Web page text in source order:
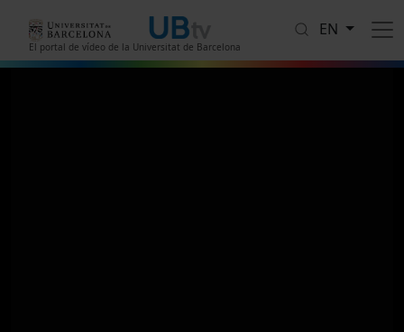
El portal de vídeo de la Universitat de Barcelona
EN